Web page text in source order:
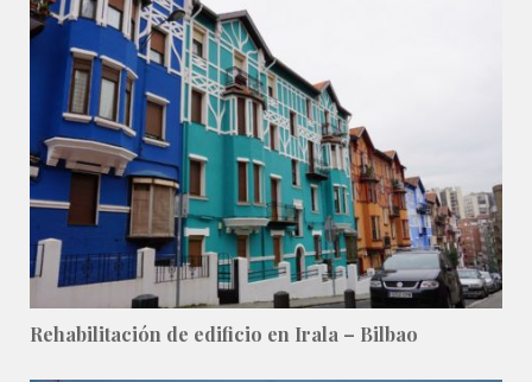
Rehabilitación de edificio en Irala – Bilbao